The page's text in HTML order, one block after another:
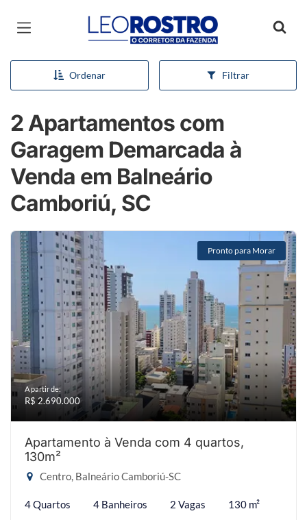
Página inicial
Ordenar Filtrar
2 Apartamentos com
Garagem Demarcada à
Venda em Balneário
Camboriú, SC
Pronto para Morar
A partir de:
R$ 2.690.000
Apartamento à Venda com 4 quartos,
130m²
Centro, Balneário Camboriú-SC
4 Quartos 4 Banheiros 2 Vagas 130 m²